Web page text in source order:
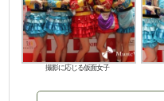
撮影に応じる仮面女子